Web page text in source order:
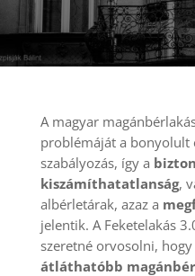
A magyar
problémáját a bonyolult
szabályozás, így a
kiszámíthatatlanság,
albérletárak, azaz a
jelentik. A Feketelakás
szeretné orvosolni, hogy
átláthatóbb